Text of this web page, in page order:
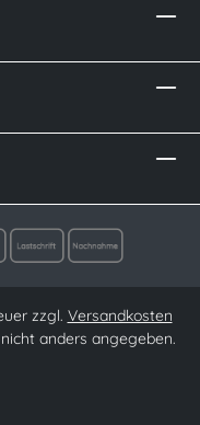
zzgl. Versandkosten
anders angegeben.